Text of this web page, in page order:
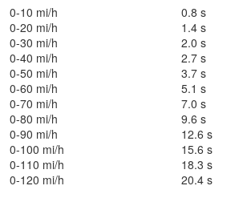
0-10 mi/h
0.8 s
0-20 mi/h
1.4 s
0-30 mi/h
2.0 s
0-40 mi/h
2.7 s
0-50 mi/h
3.7 s
0-60 mi/h
5.1 s
0-70 mi/h
7.0 s
0-80 mi/h
9.6 s
0-90 mi/h
12.6 s
0-100 mi/h
15.6 s
0-110 mi/h
18.3 s
0-120 mi/h
20.4 s